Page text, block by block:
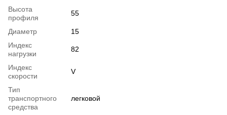
Высота
профиля
55
Диаметр
15
Индекс
нагрузки
82
Индекс
скорости
V
Тип
транспортного
средства
легковой